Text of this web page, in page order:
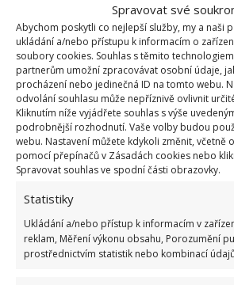
Spravovat své
Abychom poskytli co nejlepší služby, my a naši
ukládání a/nebo přístupu k informacím o
soubory cookies. Souhlas s těmito
partnerům umožní zpracovávat osobní údaje,
procházení nebo jedinečná ID na tomto webu.
odvolání souhlasu může nepříznivě ovlivnit
Kliknutím níže vyjádřete souhlas s výše
podrobnější rozhodnutí. Vaše volby budou
webu. Nastavení můžete kdykoli změnit, včetně
pomocí přepínačů v Zásadách cookies nebo
Spravovat souhlas ve spodní části obrazovky.
Statistiky
Ukládání a/nebo přístup k informacím v
reklam, Měření výkonu obsahu, Porozumění
prostřednictvím statistik nebo kombinací
Pokuta až 10 000 Kč hrozí
nesekání trávy. Záleží i na
1.6.2026
Kvíz na téma pionýrské
Kdo je zažil, bez problému
12.5.2026
23.6.2026